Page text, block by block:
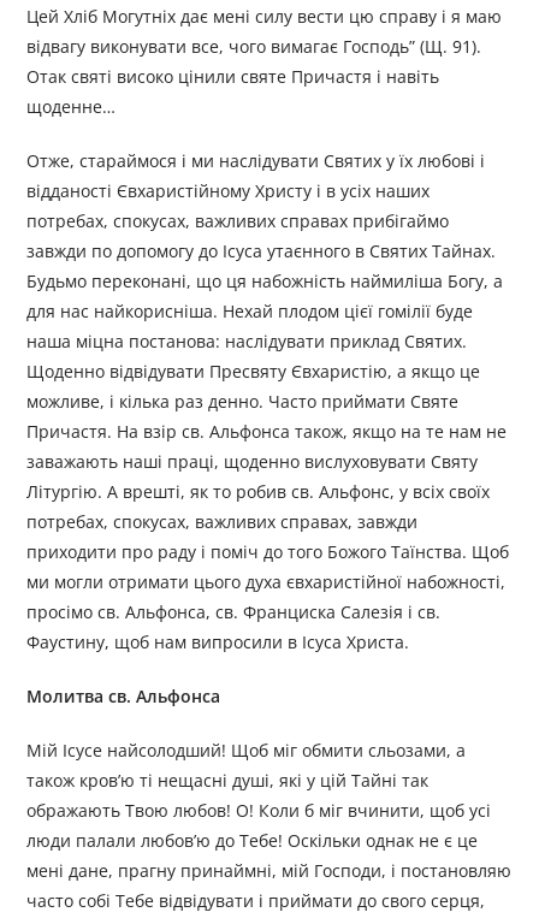
Цей Хліб Могутніх дає мені силу вести цю справу і я маю
відвагу виконувати все, чого вимагає Господь” (Щ. 91).
Отак святі високо цінили святе Причастя і навіть
щоденне…
Отже, стараймося і ми наслідувати Святих у їх любові і
відданості Євхаристійному Христу і в усіх наших
потребах, спокусах, важливих справах прибігаймо
завжди по допомогу до Ісуса утаєнного в Святих Тайнах.
Будьмо переконані, що ця набожність наймиліша Богу, а
для нас найкорисніша. Нехай плодом цієї гомілії буде
наша міцна постанова: наслідувати приклад Святих.
Щоденно відвідувати Пресвяту Євхаристію, а якщо це
можливе, і кілька раз денно. Часто приймати Святе
Причастя. На взір св. Альфонса також, якщо на те нам не
заважають наші праці, щоденно вислуховувати Святу
Літургію. А врешті, як то робив св. Альфонс, у всіх своїх
потребах, спокусах, важливих справах, завжди
приходити про раду і поміч до того Божого Таїнства. Щоб
ми могли отримати цього духа євхаристійної набожності,
просімо св. Альфонса, св. Франциска Салезія і св.
Фаустину, щоб нам випросили в Ісуса Христа.
Молитва св. Альфонса
Мій Ісусе найсолодший! Щоб міг обмити сльозами, а
також кров’ю ті нещасні душі, які у цій Тайні так
ображають Твою любов! О! Коли б міг вчинити, щоб усі
люди палали любов’ю до Тебе! Оскільки однак не є це
мені дане, прагну принаймні, мій Господи, і постановляю
часто собі Тебе відвідувати і приймати до свого серця,